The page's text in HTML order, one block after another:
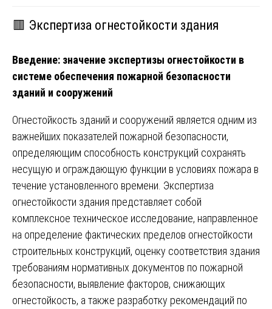
🟥 Экспертиза огнестойкости здания
Введение: значение экспертизы огнестойкости в
системе обеспечения пожарной безопасности
зданий и сооружений
Огнестойкость зданий и сооружений является одним из
важнейших показателей пожарной безопасности,
определяющим способность конструкций сохранять
несущую и ограждающую функции в условиях пожара в
течение установленного времени. Экспертиза
огнестойкости здания представляет собой
комплексное техническое исследование, направленное
на определение фактических пределов огнестойкости
строительных конструкций, оценку соответствия здания
требованиям нормативных документов по пожарной
безопасности, выявление факторов, снижающих
огнестойкость, а также разработку рекомендаций по